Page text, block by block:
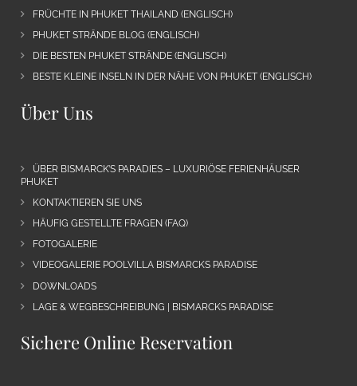
FRÜCHTE IN PHUKET THAILAND (ENGLISCH)
PHUKET STRÄNDE BLOG (ENGLISCH)
DIE BESTEN PHUKET STRÄNDE (ENGLISCH)
BESTE KLEINE INSELN IN DER NÄHE VON PHUKET (ENGLISCH)
Über Uns
ÜBER BISMARCK’S PARADIES – LUXURIÖSE FERIENHÄUSER
PHUKET
KONTAKTIEREN SIE UNS
HÄUFIG GESTELLTE FRAGEN (FAQ)
FOTOGALERIE
VIDEOGALERIE POOLVILLA BISMARCKS PARADISE
DOWNLOADS
LAGE & WEGBESCHREIBUNG | BISMARCKS PARADISE
Sichere Online Reservation